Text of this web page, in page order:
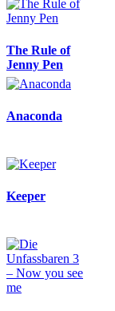
The Rule of
Jenny Pen
Anaconda
Keeper